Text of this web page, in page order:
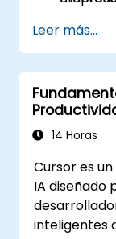
Leer más...
14 Horas
Cursor es
IA diseñado
inteligentes